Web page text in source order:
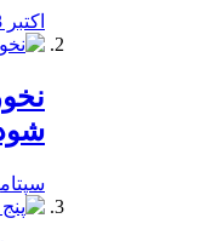
اکتبر 3, 2019
سپتامبر 26,